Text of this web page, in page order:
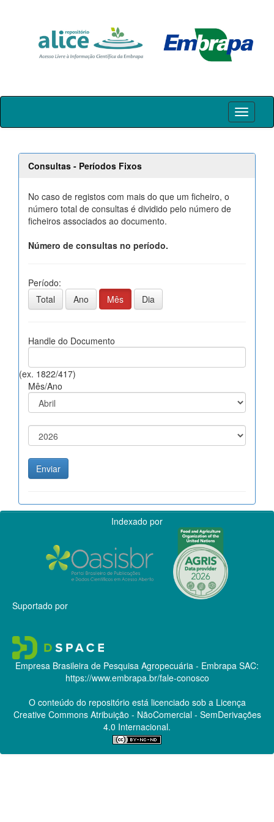
Skip
Consultas - Períodos Fixos
No caso de registos com mais do que um ficheiro, o
número total de consultas é dividido pelo número de
ficheiros associados ao documento.
Número de consultas no período.
Período:
Total
Ano Mês Dia
Handle do Documento
(ex. 1822/417)
Mês/Ano
Indexado por
Suportado por
Empresa Brasileira de Pesquisa Agropecuária - Embrapa SAC:
https://www.embrapa.br/fale-conosco
O conteúdo do repositório está licenciado sob a Licença
Creative CommonsAtribuição - NãoComercial - SemDerivações
4.0 Internacional.